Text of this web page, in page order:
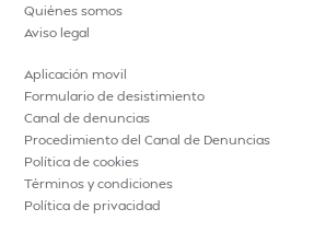
Quiénes somos
Aviso legal
Aplicación movil
Formulario de desistimiento
Canal de denuncias
Procedimiento del Canal de Denuncias
Política de cookies
Términos y condiciones
Política de privacidad